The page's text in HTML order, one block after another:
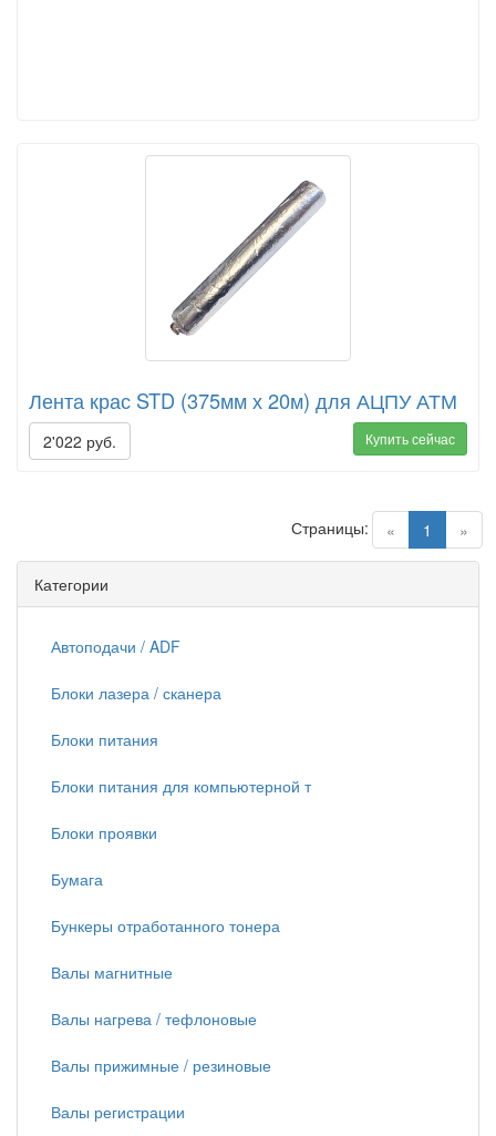
Лента крас STD (375мм х 20м) для АЦПУ АТМ
2'022 руб. Купить сейчас
« 1 (current)
»
Страницы:
Категории
Автоподачи / ADF
Блоки лазера / сканера
Блоки питания
Блоки питания для компьютерной т
Блоки проявки
Бумага
Бункеры отработанного тонера
Валы магнитные
Валы нагрева / тефлоновые
Валы прижимные / резиновые
Валы регистрации